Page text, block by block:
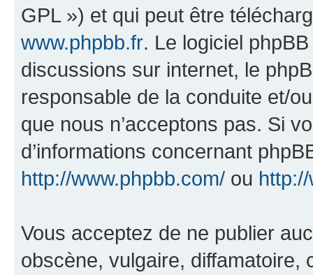
GPL ») et qui peut être
www.phpbb.fr. Le logiciel
discussions sur internet, le
responsable de la conduite et/
que nous n’acceptons pas. Si
d’informations concernant
http://www.phpbb.com/ ou
Vous acceptez de ne publier
obscène, vulgaire, diffamatoire,